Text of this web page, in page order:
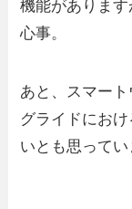
機能がありま
心事。
あと、スマー
グライドにお
いとも思ってい